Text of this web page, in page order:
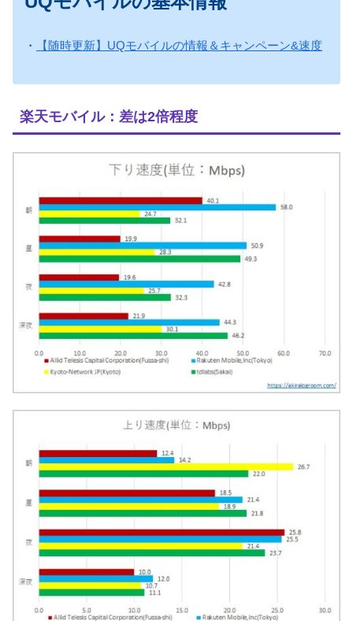
・ 【随時更新】UQモバイルの情報＆キャンペーン&速度
楽天モバイル：差は2倍程度